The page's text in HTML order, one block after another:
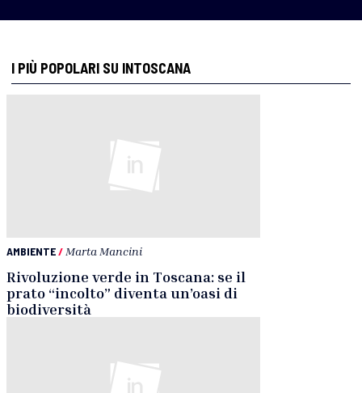
I PIÙ POPOLARI SU INTOSCANA
AMBIENTE/ Marta Mancini
Rivoluzione verde in Toscana: se il
prato “incolto” diventa un’oasi di
biodiversità